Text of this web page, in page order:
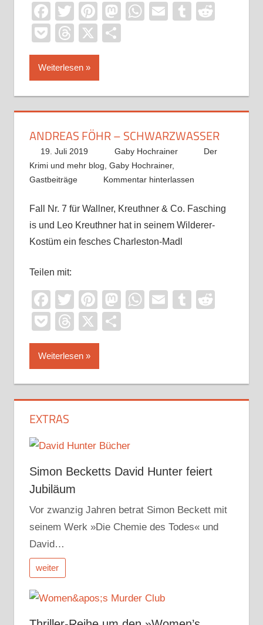
Facebook
TwitterPinterest
Mastodon
WhatsApp
EmailTumblr
PocketThreads
X
Weiterlesen
ANDREAS FÖHR – SCHWARZWASSER
19. Juli 2019 Gaby Hochrainer
Der
Krimi und mehr blog Gaby Hochrainer,
Gastbeiträge
Kommentar hinterlassen
Fall Nr. 7 für Wallner, Kreuthner & Co. Fasching
is und Leo Kreuthner hat in seinem Wilderer-
Kostüm ein fesches Charleston-Madl
Teilen mit:
Facebook
TwitterPinterest
Mastodon
WhatsApp
EmailTumblr
PocketThreads
X
Weiterlesen
EXTRAS
Simon Becketts David Hunter feiert
Jubiläum
Vor zwanzig Jahren betrat Simon Beckett mit
seinem Werk »Die Chemie des Todes« und
David…
weiter